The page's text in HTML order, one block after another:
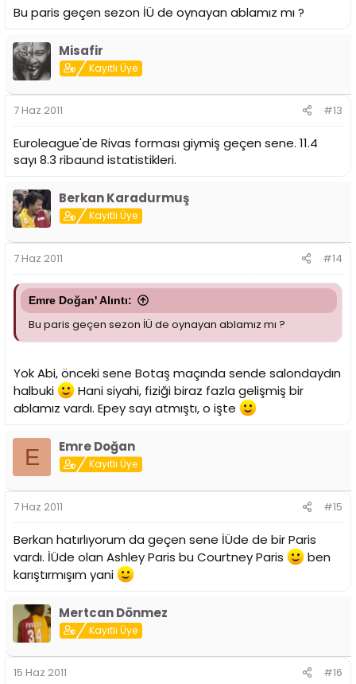
Bu paris geçen sezon İÜ de oynayan ablamız mı ?
Misafir
Kayıtlı Üye
7 Haz 2011 #13
Euroleague'de Rivas forması giymiş geçen sene. 11.4
sayı 8.3 ribaund istatistikleri.
Berkan Karadurmuş
Kayıtlı Üye
7 Haz 2011 #14
Emre Doğan' Alıntı:
Bu paris geçen sezon İÜ de oynayan ablamız mı ?
Yok Abi, önceki sene Botaş maçında sende salondaydın
halbuki
Hani siyahi, fiziği biraz fazla gelişmiş bir
ablamız vardı. Epey sayı atmıştı, o işte
E Emre Doğan
Kayıtlı Üye
7 Haz 2011 #15
Berkan hatırlıyorum da geçen sene İÜde de bir Paris
vardı. İÜde olan Ashley Paris bu Courtney Paris
ben
karıştırmışım yani
Mertcan Dönmez
Kayıtlı Üye
15 Haz 2011 #16